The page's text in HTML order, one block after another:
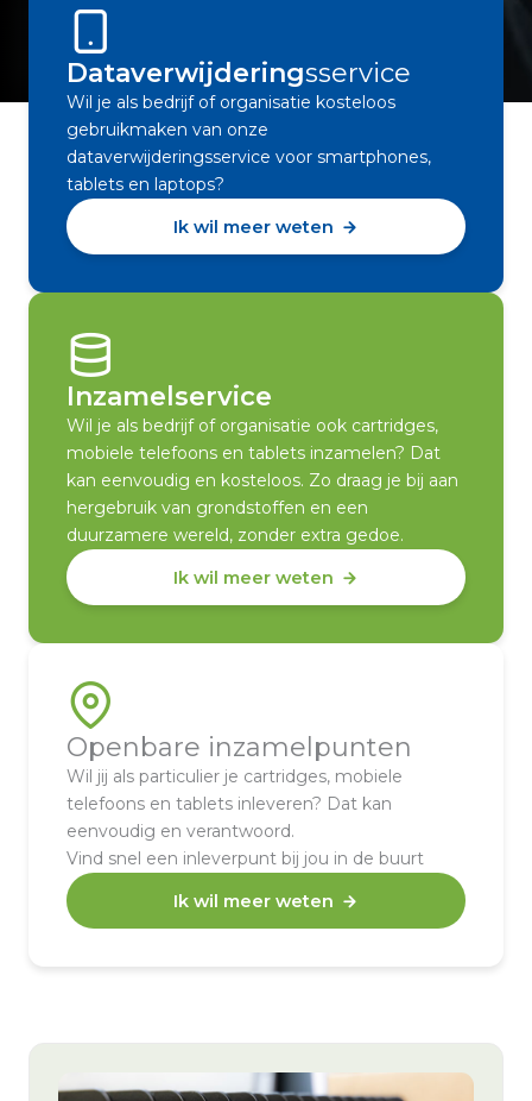
Dataverwijderingsservice
Wil je als bedrijf of organisatie kosteloos
gebruikmaken van onze
dataverwijderingsservice voor smartphones,
tablets en laptops?
Ik wil meer weten
Inzamelservice
Wil je als bedrijf of organisatie ook cartridges,
mobiele telefoons en tablets inzamelen? Dat
kan eenvoudig en kosteloos. Zo draag je bij aan
hergebruik van grondstoffen en een
duurzamere wereld, zonder extra gedoe.
Ik wil meer weten
Openbare inzamelpunten
Wil jij als particulier je cartridges, mobiele
telefoons en tablets inleveren? Dat kan
eenvoudig en verantwoord.
Vind snel een inleverpunt bij jou in de buurt
Ik wil meer weten